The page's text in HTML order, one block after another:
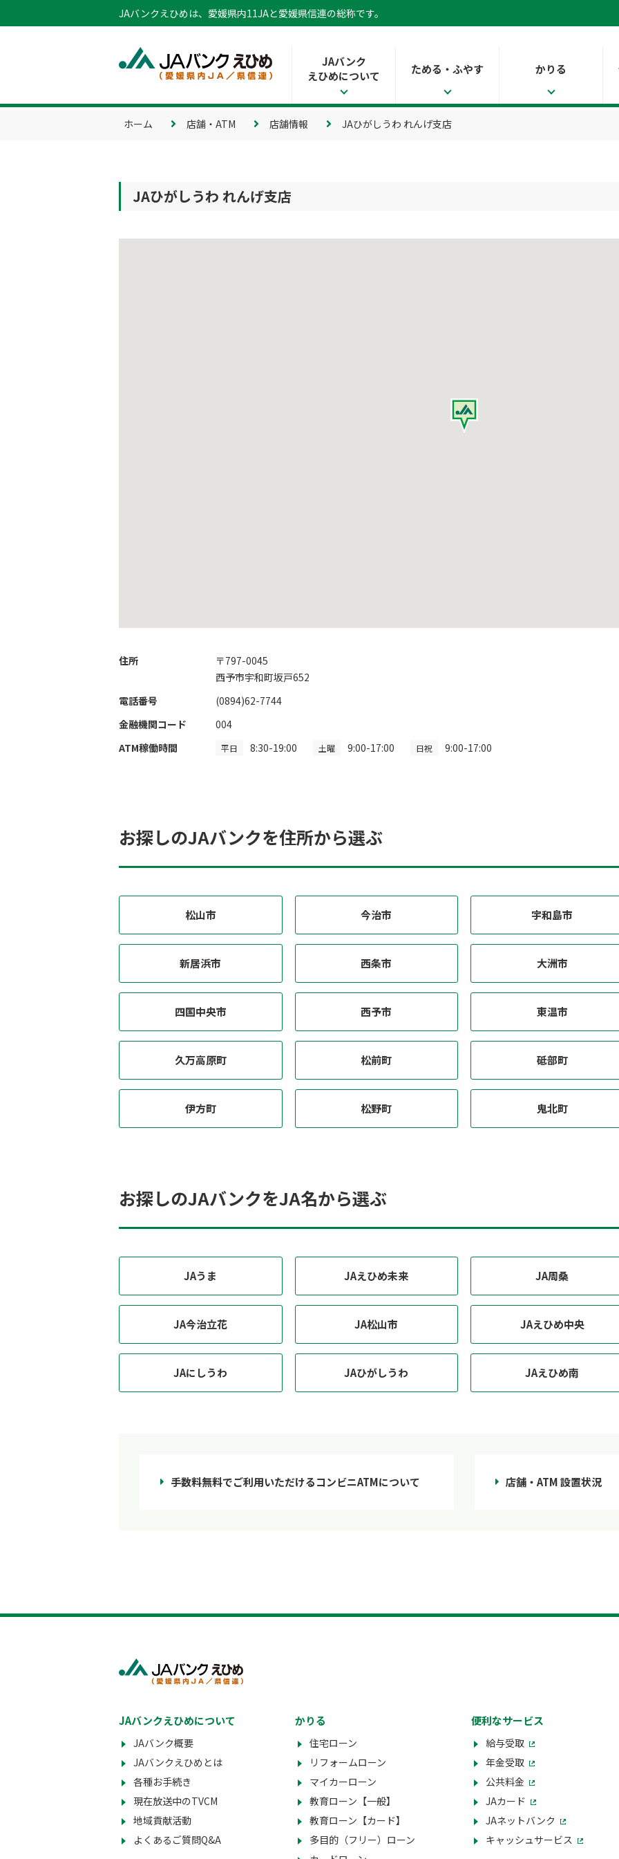
JAバンクえひめは、愛媛県内11JAと愛媛県信連の総称です。
JAバンク
えひめについて
ためる・ふやす かりる
ホーム 店舗・ATM 店舗情報 JAひがしうわ れんげ支店
JAひがしうわ れんげ支店
住所
〒797-0045
西予市宇和町坂戸652
電話番号
(0894)62-7744
金融機関コード
004
ATM稼働時間
平日 8:30-19:00 土曜 9:00-17:00 日祝 9:00-17:00
お探しのJAバンクを住所から選ぶ
松山市 今治市 宇和島市
新居浜市 西条市 大洲市
四国中央市 西予市 東温市
久万高原町 松前町 砥部町
伊方町 松野町 鬼北町
お探しのJAバンクをJA名から選ぶ
JAうま JAえひめ未来 JA周桑
JA今治立花 JA松山市 JAえひめ中央
JAにしうわ JAひがしうわ JAえひめ南
手数料無料でご利用いただけるコンビニATMについて 店舗・ATM 設置状況
JAバンクえひめについて
JAバンク概要
JAバンクえひめとは
各種お手続き
現在放送中のTVCM
地域貢献活動
よくあるご質問Q&A
かりる
住宅ローン
リフォームローン
マイカーローン
教育ローン【一般】
教育ローン【カード】
多目的（フリー）ローン
便利なサービス
給与受取
年金受取
公共料金
JAカード
JAネットバンク
キャッシュサービス